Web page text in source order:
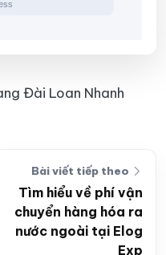
Đài Loan Nhanh
Bài viết tiếp theo
Tìm hiểu về phí vận
chuyển hàng hóa ra
nước ngoài tại Elog
Exp